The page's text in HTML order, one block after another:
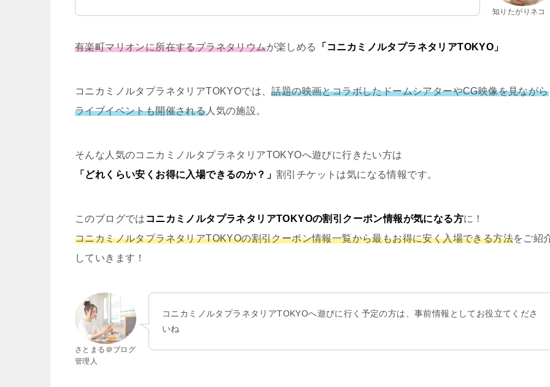
知りたがりネコ
有楽町マリオンに所在するプラネタリウムが楽しめる 「コニカミノルタプラネタリアTOKYO」
コニカミノルタプラネタリアTOKYOでは、話題の映画とコラボしたドームシアターやCG映像を見ながら
ライブイベントも開催される 人気の施設。
そんな人気のコニカミノルタプラネタリアTOKYOへ遊びに行きたい方は
「どれくらい安くお得に入場できるのか？」 割引チケットは気になる情報です。
このブログでは コニカミノルタプラネタリアTOKYOの割引クーポン情報が気になる方に！
コニカミノルタプラネタリアTOKYOの割引クーポン情報一覧から最もお得に安く入場できる方法をご紹
していきます！
さとまる＠ブログ
管理人
コニカミノルタプラネタリアTOKYOへ遊びに行く予定の方は、事前情報としてお役立てくださ
いね